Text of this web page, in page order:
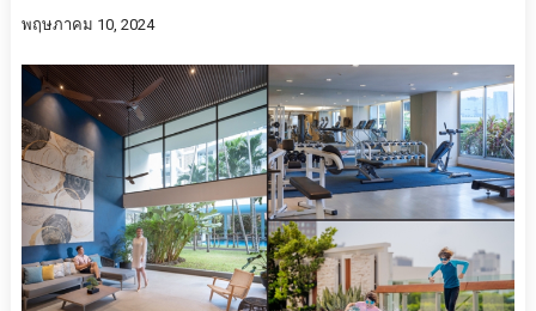
พฤษภาคม 10, 2024